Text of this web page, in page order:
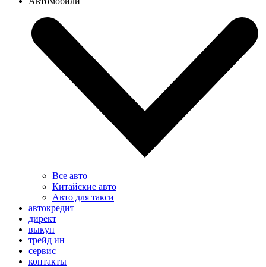
Все авто
Китайские авто
Авто для такси
автокредит
директ
выкуп
трейд ин
сервис
контакты